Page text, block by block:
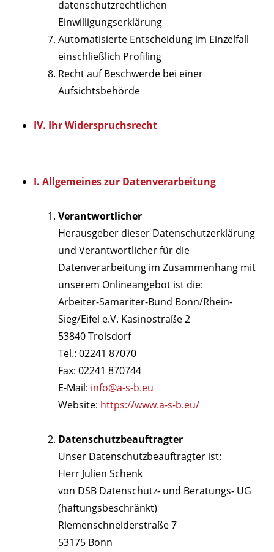
datenschutzrechtlichen
Einwilligungserklärung
Automatisierte Entscheidung im Einzelfall
einschließlich Profiling
Recht auf Beschwerde bei einer
Aufsichtsbehörde
IV. Ihr Widerspruchsrecht
I. Allgemeines zur Datenverarbeitung
Verantwortlicher
Herausgeber dieser Datenschutzerklärung
und Verantwortlicher für die
Datenverarbeitung im Zusammenhang mit
unserem Onlineangebot ist die:
Arbeiter-Samariter-Bund Bonn/Rhein-
Sieg/Eifel e.V. Kasinostraße 2
53840 Troisdorf
Tel.: 02241 87070
Fax: 02241 870744
E-Mail: info@a-s-b.eu
Website: https://www.a-s-b.eu/
Datenschutzbeauftragter
Unser Datenschutzbeauftragter ist:
Herr Julien Schenk
von DSB Datenschutz- und Beratungs- UG
(haftungsbeschränkt)
Riemenschneiderstraße 7
53175 Bonn